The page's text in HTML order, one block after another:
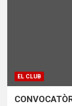
EL CLUB